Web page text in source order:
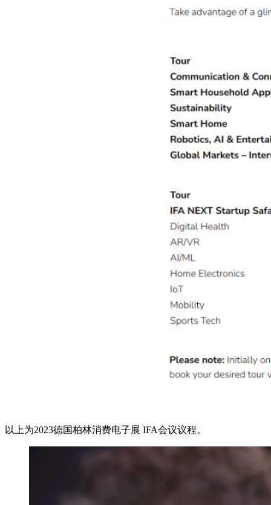
以上为2023德国柏林消费电子展 IFA会议议程。